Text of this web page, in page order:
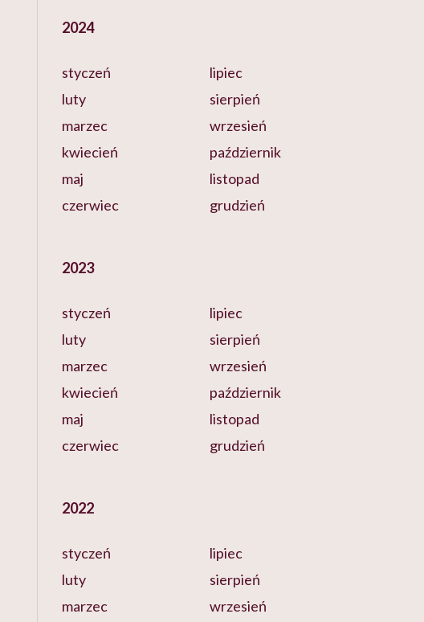
2024
styczeń
luty
marzec
kwiecień
maj
czerwiec
lipiec
sierpień
wrzesień
październik
listopad
grudzień
2023
styczeń
luty
marzec
kwiecień
maj
czerwiec
lipiec
sierpień
wrzesień
październik
listopad
grudzień
2022
styczeń
luty
marzec
lipiec
sierpień
wrzesień